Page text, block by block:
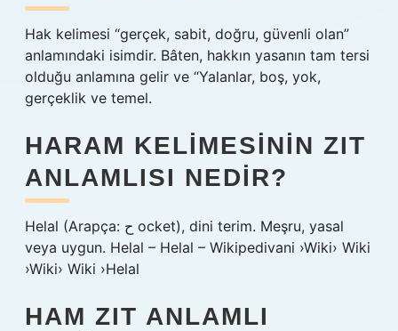
Hak kelimesi “gerçek, sabit, doğru, güvenli olan”
anlamındaki isimdir. Bâten, hakkın yasanın tam tersi
olduğu anlamına gelir ve “Yalanlar, boş, yok,
gerçeklik ve temel.
HARAM KELIMESININ ZIT
ANLAMLISI NEDIR?
Helal (Arapça: ح ocket), dini terim. Meşru, yasal
veya uygun. Helal – Helal – Wikipedivani ›Wiki› Wiki
›Wiki› Wiki ›Helal
HAM ZIT ANLAMLI